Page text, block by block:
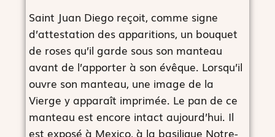
Saint Juan Diego reçoit, comme signe
d’attestation des apparitions, un bouquet
de roses qu’il garde sous son manteau
avant de l’apporter à son évêque. Lorsqu’il
ouvre son manteau, une image de la
Vierge y apparaît imprimée. Le pan de ce
manteau est encore intact aujourd’hui. Il
est exposé à Mexico, à la basilique Notre-